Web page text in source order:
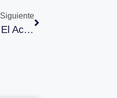
Siguiente
S-OTP: Características De La Plataforma Que Garantiza El Acceso A Los Datos Del Vehículo